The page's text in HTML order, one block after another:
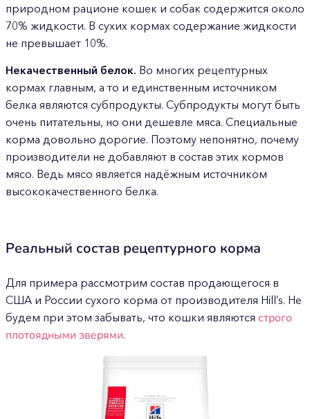
природном рационе кошек и собак содержится около
70% жидкости. В сухих кормах содержание жидкости
не превышает 10%.
Некачественный белок. Во многих рецептурных
кормах главным, а то и единственным источником
белка являются субпродукты. Субпродукты могут быть
очень питательны, но они дешевле мяса. Специальные
корма довольно дорогие. Поэтому непонятно, почему
производители не добавляют в состав этих кормов
мясо. Ведь мясо является надёжным источником
высококачественного белка.
Реальный состав рецептурного корма
Для примера рассмотрим состав продающегося в
США и России сухого корма от производителя Hill’s. Не
будем при этом забывать, что кошки являются строго
плотоядными зверями.